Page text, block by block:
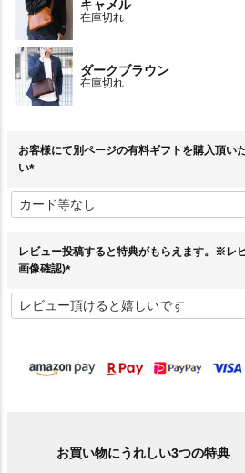
キャメル
在庫切れ
ダークブラウン
在庫切れ
お客様にて別ページの有料ギフトを購入頂い
い
必
須
レビュー投稿すると特典がもらえます。※レ
画像確認)
必
須
お買い物にうれしい3つの特典